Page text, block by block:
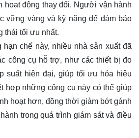
hoạt động thay đổi. Người vận hành
vững vàng và kỹ năng để đảm bảo
thái tối ưu nhất.
chế này, nhiều nhà sản xuất đã
công cụ hỗ trợ, như các thiết bị đo
suất hiện đại, giúp tối ưu hóa hiệu
hợp những công cụ này có thể giúp
hoạt hơn, đồng thời giảm bớt gánh
trong quá trình giám sát và điều